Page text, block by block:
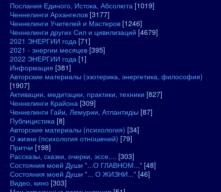
Послания Единого, Истока, Абсолюта [1019]
Ченнелинги Архангелов [3177]
Ченнелинги Учителей и Мастеров [1246]
Ченнелинги других Сил и цивилизаций [4679]
2021 ЭНЕРГИИ года [71]
2021 - энергии месяцев [395]
2022 ЭНЕРГИИ года [1]
Информация [381]
Авторские материалы (эзотерика, энергетика, философия)
[1907]
Активации, медитации, практики, техники [827]
Ченнелинги Крайона [309]
Ченнелинги Гайи, Лемурии, Атлантидіы [87]
Публицистика [8]
Авторские материалы (психология) [34]
О жизни (психология отношений) [79]
Притчи [198]
Рассказы, сказки, очерки, эссе.... [303]
Состояния моей Души "...О ГЛАВНОМ..." [48]
Состояния моей Души "... О ЖИЗНИ..." [46]
Видео, кино [303]